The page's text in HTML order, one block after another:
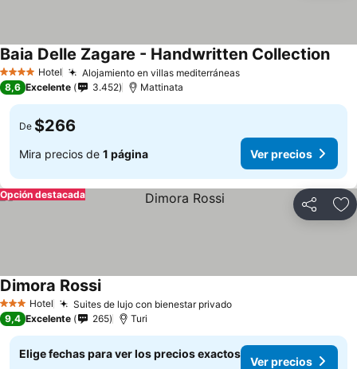
4 EstrellasHotel Alojamiento en villas mediterráneas
Baia Delle Zagare - Handwritten Collection
8,6 Excelente 3.452 Mattinata
De $266
Mira precios de 1 página Ver precios
Compartir
Opción destacada
3 Estrellas
Hotel Suites de lujo con bienestar privado
Dimora Rossi
9,4 Excelente 265 Turi
Elige fechas para ver los precios exactos
Ver precios